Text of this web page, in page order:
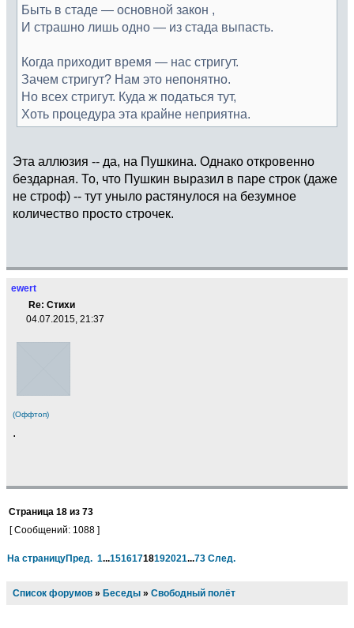
Быть в стаде — основной закон ,
И страшно лишь одно — из стада выпасть.
Когда приходит время — нас стригут.
Зачем стригут? Нам это непонятно.
Но всех стригут. Куда ж податься тут,
Хоть процедура эта крайне неприятна.
Эта аллюзия -- да, на Пушкина. Однако откровенно
бездарная. То, что Пушкин выразил в паре строк (даже
не строф) -- тут уныло растянулося на безумное
количество просто строчек.
ewert
Re: Стихи
04.07.2015, 21:37
(Оффтоп)
.
Страница 18 из 73
[ Сообщений: 1088 ]
На страницуПред. 1...15161718192021...73 След.
Список форумов » Беседы » Свободный полёт